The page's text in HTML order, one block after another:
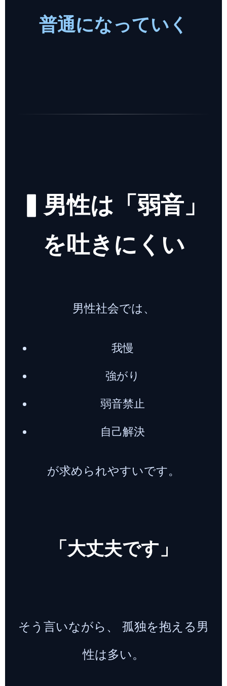
普通になっていく
▍男性は「弱音」
を吐きにくい
男性社会では、
我慢
強がり
弱音禁止
自己解決
が求められやすいです。
「大丈夫です」
そう言いながら、 孤独を抱える男
性は多い。